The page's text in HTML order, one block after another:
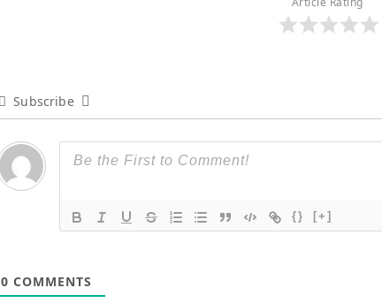
Subscribe
{} [+]
0 COMMENTS